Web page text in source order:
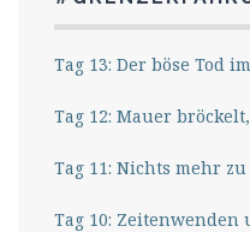
Tag 13: Der böse Tod
Tag 12: Mauer
Tag 11: Nichts mehr
Tag 10: Zeitenwenden